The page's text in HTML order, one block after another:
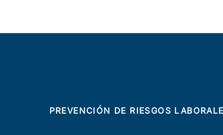
PREVENCIÓN DE RIESGOS